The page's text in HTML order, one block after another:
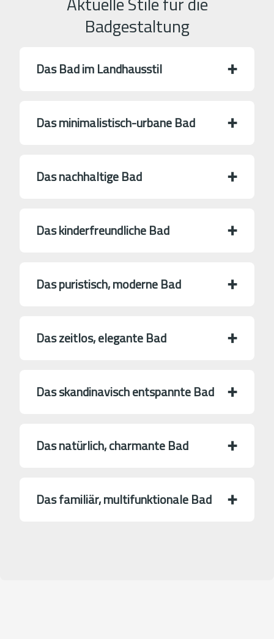
Badgestaltung
Das Bad im Landhausstil
Das minimalistisch-urbane Bad
Das nachhaltige Bad
Das kinderfreundliche Bad
Das puristisch, moderne Bad
Das zeitlos, elegante Bad
Das skandinavisch entspannte Bad
Das natürlich, charmante Bad
Das familiär, multifunktionale Bad